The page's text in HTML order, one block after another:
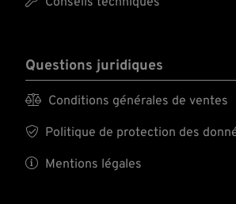
Questions juridiques
 Conditions générales de ventes
 Politique de protection des
 Mentions légales